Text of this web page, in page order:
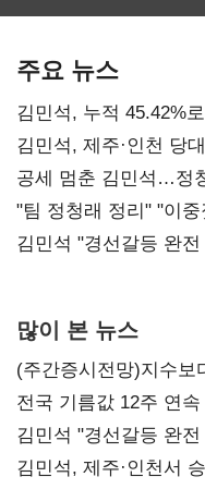
주요 뉴스
김민석, 누적 45.42%
0.86%p(2보)
김민석, 제주·인천 당
공세 멈춘 김민석…정
"팀 정청래 정리" "이
다툼 격화
김민석 "경선갈등 완
많이 본 뉴스
(주간증시전망)지수
전국 기름값 12주 연
김민석 "경선갈등 완
사과부터"
김민석, 제주·인천서